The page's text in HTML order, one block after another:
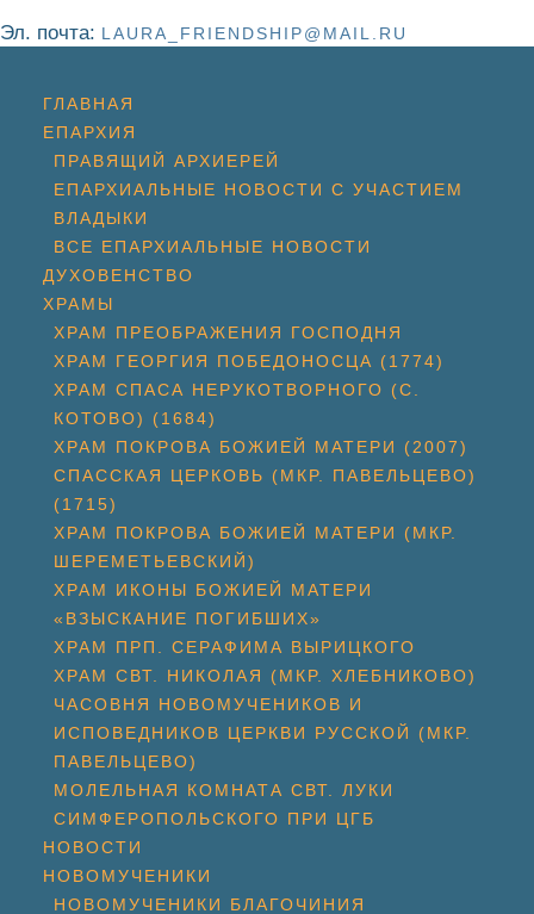
Эл. почта: LAURA_FRIENDSHIP@MAIL.RU
ГЛАВНАЯ
ЕПАРХИЯ
ПРАВЯЩИЙ АРХИЕРЕЙ
ЕПАРХИАЛЬНЫЕ НОВОСТИ С УЧАСТИЕМ
ВЛАДЫКИ
ВСЕ ЕПАРХИАЛЬНЫЕ НОВОСТИ
ДУХОВЕНСТВО
ХРАМЫ
ХРАМ ПРЕОБРАЖЕНИЯ ГОСПОДНЯ
ХРАМ ГЕОРГИЯ ПОБЕДОНОСЦА (1774)
ХРАМ СПАСА НЕРУКОТВОРНОГО (С.
КОТОВО) (1684)
ХРАМ ПОКРОВА БОЖИЕЙ МАТЕРИ (2007)
СПАССКАЯ ЦЕРКОВЬ (МКР. ПАВЕЛЬЦЕВО)
(1715)
ХРАМ ПОКРОВА БОЖИЕЙ МАТЕРИ (МКР.
ШЕРЕМЕТЬЕВСКИЙ)
ХРАМ ИКОНЫ БОЖИЕЙ МАТЕРИ
«ВЗЫСКАНИЕ ПОГИБШИХ»
ХРАМ ПРП. СЕРАФИМА ВЫРИЦКОГО
ХРАМ СВТ. НИКОЛАЯ (МКР. ХЛЕБНИКОВО)
ЧАСОВНЯ НОВОМУЧЕНИКОВ И
ИСПОВЕДНИКОВ ЦЕРКВИ РУССКОЙ (МКР.
ПАВЕЛЬЦЕВО)
МОЛЕЛЬНАЯ КОМНАТА СВТ. ЛУКИ
СИМФЕРОПОЛЬСКОГО ПРИ ЦГБ
НОВОСТИ
НОВОМУЧЕНИКИ
НОВОМУЧЕНИКИ БЛАГОЧИНИЯ